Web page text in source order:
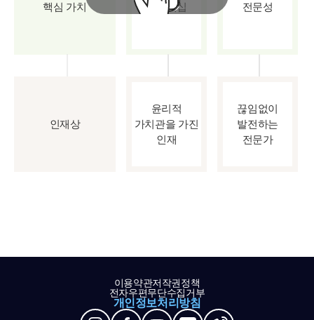
핵심 가치 파트너십 전문성
인재상
윤리적
가치관을 가진
인재
끊임없이
발전하는
전문가
이용약관저작권정책
전자우편무단수집거부
개인정보처리방침